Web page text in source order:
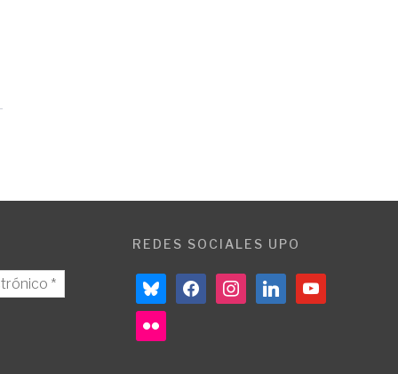
REDES SOCIALES UPO
blueskyfacebookinstagramlinkedin youtube
flickr